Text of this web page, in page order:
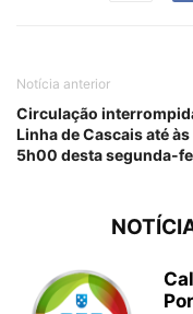
Notícia anterior
Circulação
Linha de Cascais até às
5h00 desta segunda-